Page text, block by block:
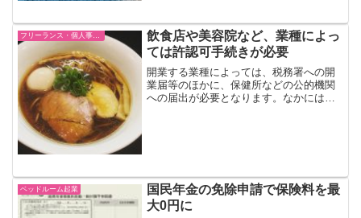
いつの間にやら週4〜5...
フリーランス・個人事業主
飲食店や美容院など、業種によっ
ては許認可手続きが必要
開業する業種によっては、税務署への開
業届等のほかに、保健所などの公的機関
への届出が必要となります。なかには手
ベッドルーム起業
国民年金の免除申請で保険料を最
大0円に